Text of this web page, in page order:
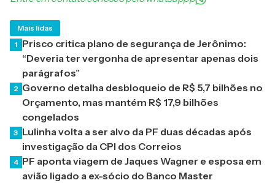
Mais lidas
1 Prisco critica plano de segurança de Jerônimo:
“Deveria ter vergonha de apresentar apenas dois
parágrafos”
2 Governo detalha desbloqueio de R$ 5,7 bilhões no
Orçamento, mas mantém R$ 17,9 bilhões
congelados
3 Lulinha volta a ser alvo da PF duas décadas após
investigação da CPI dos Correios
4 PF aponta viagem de Jaques Wagner e esposa em
avião ligado a ex-sócio do Banco Master